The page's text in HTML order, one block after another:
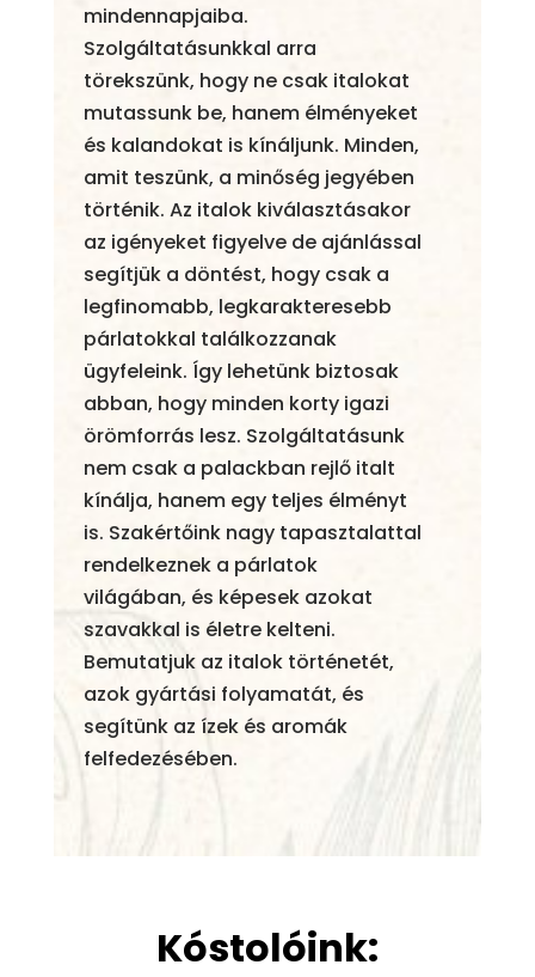
mindennapjaiba.
Szolgáltatásunkkal arra
törekszünk, hogy ne csak italokat
mutassunk be, hanem élményeket
és kalandokat is kínáljunk. Minden,
amit teszünk, a minőség jegyében
történik. Az italok kiválasztásakor
az igényeket figyelve de ajánlással
segítjük a döntést, hogy csak a
legfinomabb, legkarakteresebb
párlatokkal találkozzanak
ügyfeleink. Így lehetünk biztosak
abban, hogy minden korty igazi
örömforrás lesz. Szolgáltatásunk
nem csak a palackban rejlő italt
kínálja, hanem egy teljes élményt
is. Szakértőink nagy tapasztalattal
rendelkeznek a párlatok
világában, és képesek azokat
szavakkal is életre kelteni.
Bemutatjuk az italok történetét,
azok gyártási folyamatát, és
segítünk az ízek és aromák
felfedezésében.
Kóstolóink: